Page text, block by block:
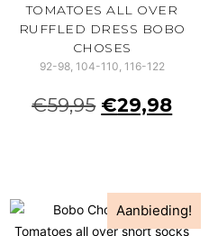
TOMATOES ALL OVER
RUFFLED DRESS BOBO
CHOSES
92-98, 104-110, 116-122
€59,95 €29,98
Aanbieding!